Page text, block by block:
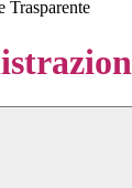
Trasparente